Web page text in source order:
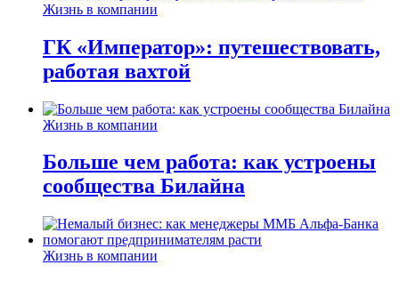
Жизнь в компании
ГК «Император»: путешествовать,
работая вахтой
Жизнь в компании
Больше чем работа: как устроены
сообщества Билайна
Жизнь в компании